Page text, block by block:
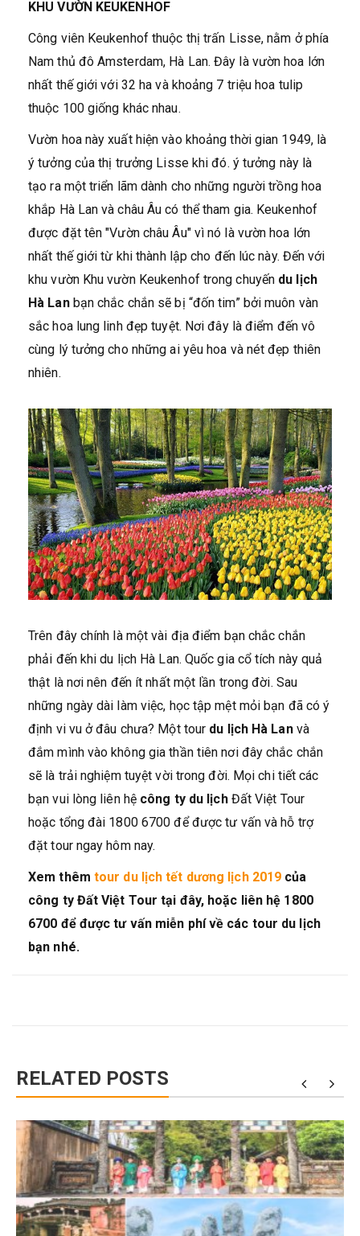
KHU VƯỜN KEUKENHOF
Công viên Keukenhof thuộc thị trấn Lisse, nằm ở phía
Nam thủ đô Amsterdam, Hà Lan. Đây là vườn hoa lớn
nhất thế giới với 32 ha và khoảng 7 triệu hoa tulip
thuộc 100 giống khác nhau.
Vườn hoa này xuất hiện vào khoảng thời gian 1949, là
ý tưởng của thị trưởng Lisse khi đó. ý tưởng này là
tạo ra một triển lãm dành cho những người trồng hoa
khắp Hà Lan và châu Âu có thể tham gia. Keukenhof
được đặt tên "Vườn châu Âu" vì nó là vườn hoa lớn
nhất thế giới từ khi thành lập cho đến lúc này. Đến với
khu vườn Khu vườn Keukenhof trong chuyến du lịch
Hà Lanbạn chắc chắn sẽ bị “đốn tim” bởi muôn vàn
sắc hoa lung linh đẹp tuyệt. Nơi đây là điểm đến vô
cùng lý tưởng cho những ai yêu hoa và nét đẹp thiên
nhiên.
Trên đây chính là một vài địa điểm bạn chắc chắn
phải đến khi du lịch Hà Lan. Quốc gia cổ tích này quả
thật là nơi nên đến ít nhất một lần trong đời. Sau
những ngày dài làm việc, học tập mệt mỏi bạn đã có ý
định vi vu ở đâu chưa? Một tour du lịch Hà Lan và
đắm mình vào không gia thần tiên nơi đây chắc chắn
sẽ là trải nghiệm tuyệt vời trong đời. Mọi chi tiết các
bạn vui lòng liên hệ công ty du lịchĐất Việt Tour
hoặc tổng đài 1800 6700 để được tư vấn và hỗ trợ
đặt tour ngay hôm nay.
Xem thêm tour du lịch tết dương lịch 2019 của
công ty Đất Việt Tour tại đây, hoặc liên hệ 1800
6700 để được tư vấn miễn phí về các tour du lịch
bạn nhé.
RELATED POSTS